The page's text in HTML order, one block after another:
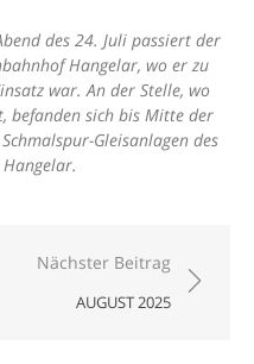
des 24. Juli passiert der
Hangelar, wo er zu
war. An der Stelle, wo
befanden sich bis Mitte der
Gleisanlagen des
Hangelar.
Nächster Beitrag
AUGUST 2025